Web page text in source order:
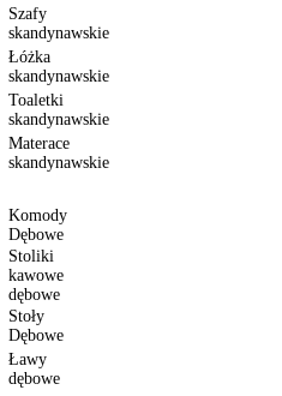
Szafy
skandynawskie
Łóżka
skandynawskie
Toaletki
skandynawskie
Materace
skandynawskie
Komody
Dębowe
Stoliki
kawowe
dębowe
Stoły
Dębowe
Ławy
dębowe